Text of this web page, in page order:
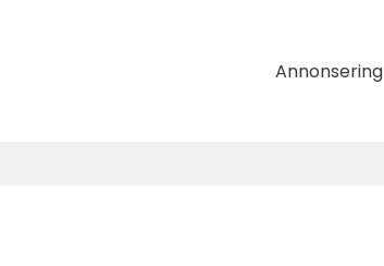
Annonsering